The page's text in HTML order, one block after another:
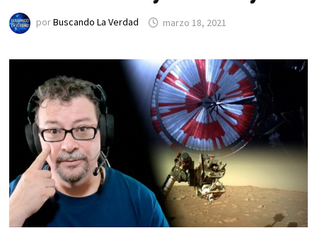
porBuscando La Verdad marzo 18, 2021